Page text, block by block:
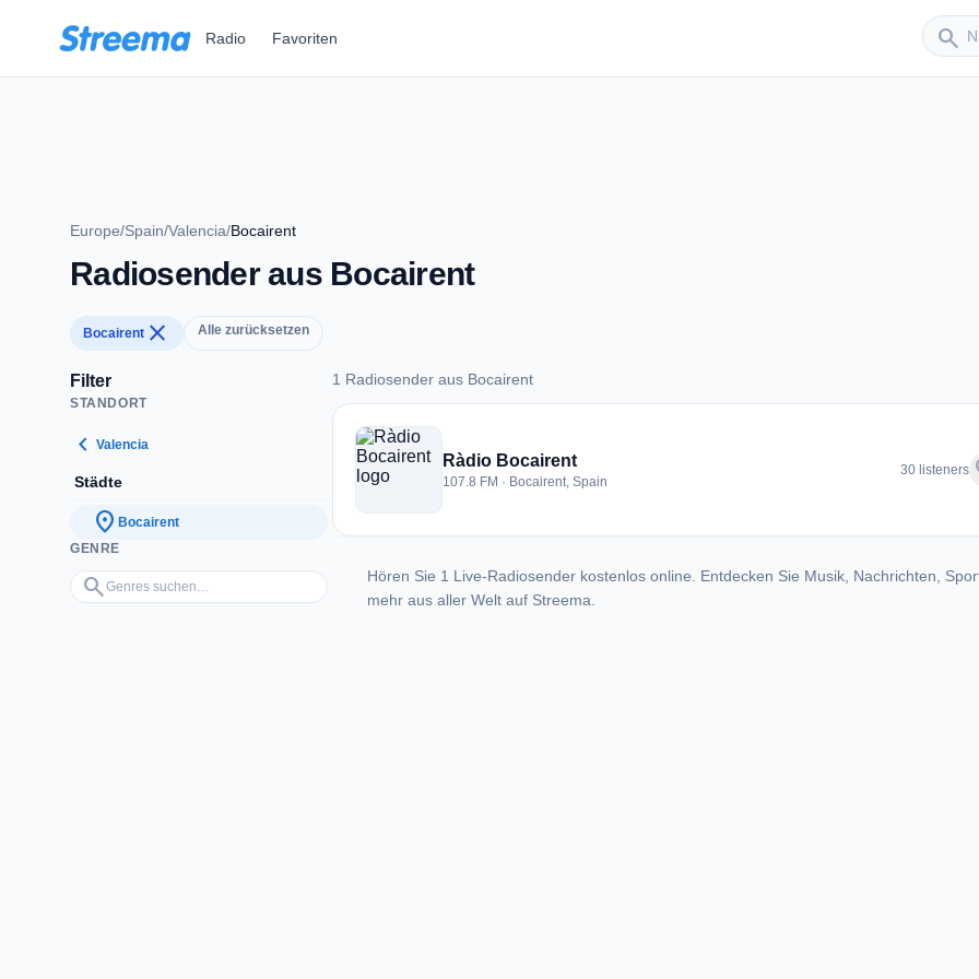
Radio Favoriten search
Sender
Europe/Spain/Valencia/Bocairent
Radiosender aus Bocairent
Bocairent close Alle zurücksetzen
Filter
STANDORT
chevron_left Valencia
Städte
location_on Bocairent
GENRE
search
Genres suchen…
1 Radiosender aus Bocairent
1 Radiosender aus Bocairent
Ràdio Bocairent
107.8 FM · Bocairent, Spain
30 listeners
Hören Sie 1 Live-Radiosender kostenlos online. Entdecken Sie Musik, Nachrichten,
mehr aus aller Welt auf Streema.